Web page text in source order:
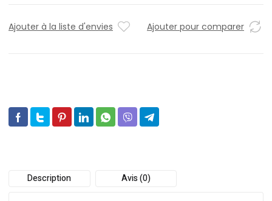
Ajouter à la liste d'envies Ajouter pour comparer
Description Avis (0)